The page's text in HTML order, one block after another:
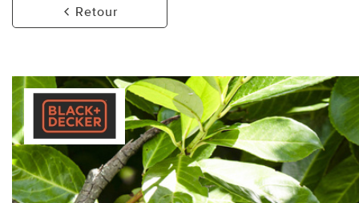
Retour